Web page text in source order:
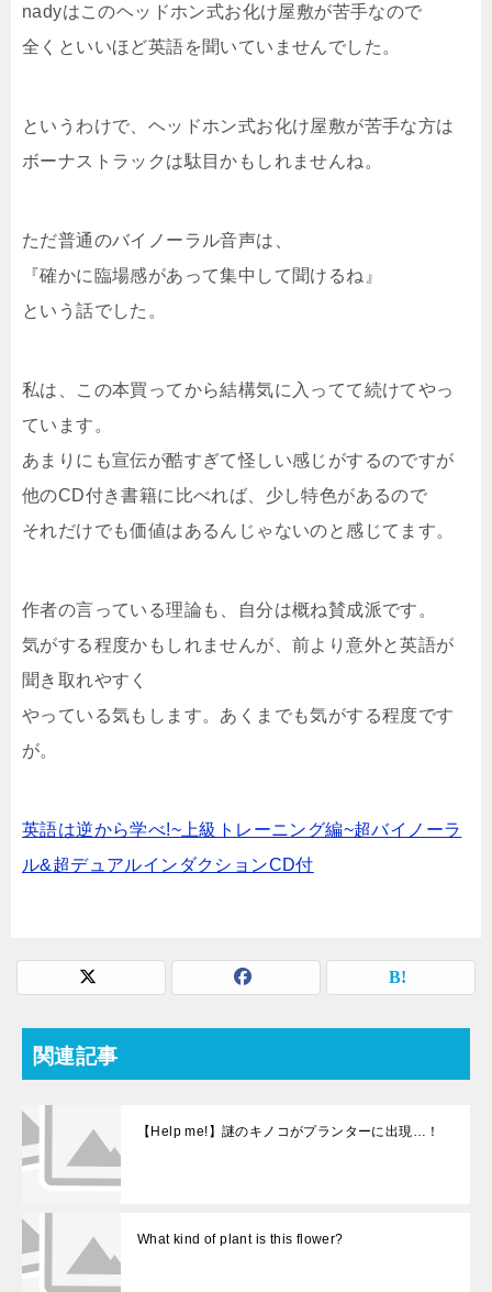
nadyはこのヘッドホン式お化け屋敷が苦手なので
全くといいほど英語を聞いていませんでした。
というわけで、ヘッドホン式お化け屋敷が苦手な方は
ボーナストラックは駄目かもしれませんね。
ただ普通のバイノーラル音声は、
『確かに臨場感があって集中して聞けるね』
という話でした。
私は、この本買ってから結構気に入ってて続けてやっ
ています。
あまりにも宣伝が酷すぎて怪しい感じがするのですが
他のCD付き書籍に比べれば、少し特色があるので
それだけでも価値はあるんじゃないのと感じてます。
作者の言っている理論も、自分は概ね賛成派です。
気がする程度かもしれませんが、前より意外と英語が
聞き取れやすく
やっている気もします。あくまでも気がする程度です
が。
英語は逆から学べ!~上級トレーニング編~超バイノーラ
ル&超デュアルインダクションCD付
関連記事
【Help me!】謎のキノコがプランターに出現…！
What kind of plant is this flower?